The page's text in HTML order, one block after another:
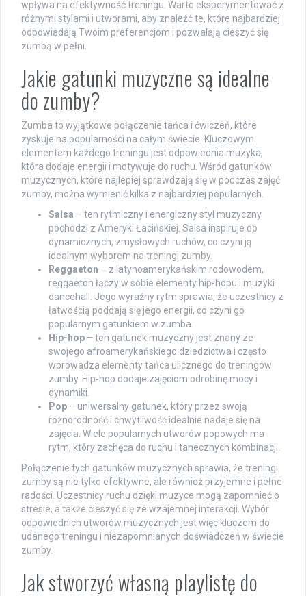
wpływa na efektywność treningu. Warto eksperymentować z
różnymi stylami i utworami, aby znaleźć te, które najbardziej
odpowiadają Twoim preferencjom i pozwalają cieszyć się
zumbą w pełni.
Jakie gatunki muzyczne są idealne
do zumby?
Zumba to wyjątkowe połączenie tańca i ćwiczeń, które
zyskuje na popularności na całym świecie. Kluczowym
elementem każdego treningu jest odpowiednia muzyka,
która dodaje energii i motywuje do ruchu. Wśród gatunków
muzycznych, które najlepiej sprawdzają się w podczas zajęć
zumby, można wymienić kilka z najbardziej popularnych.
Salsa – ten rytmiczny i energiczny styl muzyczny
pochodzi z Ameryki Łacińskiej. Salsa inspiruje do
dynamicznych, zmysłowych ruchów, co czyni ją
idealnym wyborem na treningi zumby.
Reggaeton – z latynoamerykańskim rodowodem,
reggaeton łączy w sobie elementy hip-hopu i muzyki
dancehall. Jego wyraźny rytm sprawia, że uczestnicy z
łatwością poddają się jego energii, co czyni go
popularnym gatunkiem w zumba.
Hip-hop – ten gatunek muzyczny jest znany ze
swojego afroamerykańskiego dziedzictwa i często
wprowadza elementy tańca ulicznego do treningów
zumby. Hip-hop dodaje zajęciom odrobinę mocy i
dynamiki.
Pop – uniwersalny gatunek, który przez swoją
różnorodność i chwytliwość idealnie nadaje się na
zajęcia. Wiele popularnych utworów popowych ma
rytm, który zachęca do ruchu i tanecznych kombinacji.
Połączenie tych gatunków muzycznych sprawia, że treningi
zumby są nie tylko efektywne, ale również przyjemne i pełne
radości. Uczestnicy ruchu dzięki muzyce mogą zapomnieć o
stresie, a także cieszyć się ze wzajemnej interakcji. Wybór
odpowiednich utworów muzycznych jest więc kluczem do
udanego treningu i niezapomnianych doświadczeń w świecie
zumby.
Jak stworzyć własną playlistę do